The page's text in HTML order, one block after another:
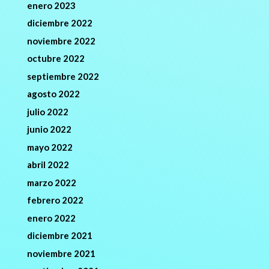
enero 2023
diciembre 2022
noviembre 2022
octubre 2022
septiembre 2022
agosto 2022
julio 2022
junio 2022
mayo 2022
abril 2022
marzo 2022
febrero 2022
enero 2022
diciembre 2021
noviembre 2021